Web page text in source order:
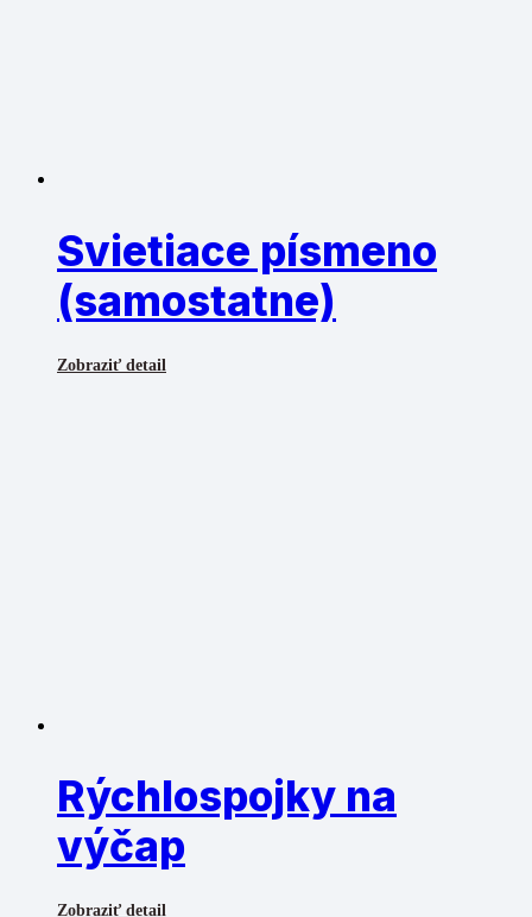
Svietiace písmeno
(samostatne)
Zobraziť detail
Rýchlospojky na
výčap
Zobraziť detail